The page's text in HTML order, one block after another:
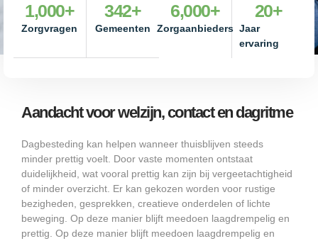
Zorgvragen
1,000+
Gemeenten
342+
Zorgaanbieders
6,000+
Jaar
ervaring
20+
Aandacht voor welzijn, contact en dagritme
Dagbesteding kan helpen wanneer thuisblijven steeds
minder prettig voelt. Door vaste momenten ontstaat
duidelijkheid, wat vooral prettig kan zijn bij vergeetachtigheid
of minder overzicht. Er kan gekozen worden voor rustige
bezigheden, gesprekken, creatieve onderdelen of lichte
beweging. Op deze manier blijft meedoen laagdrempelig en
prettig. Op deze manier blijft meedoen laagdrempelig en